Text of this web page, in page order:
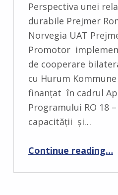
Perspectiva unei
durabile Prejmer
Norvegia UAT
Promotor
de cooperare
cu Hurum
finanțat în cadrul
Programului RO 18
capacității și…
Continue reading“Comunicat de presă –
…